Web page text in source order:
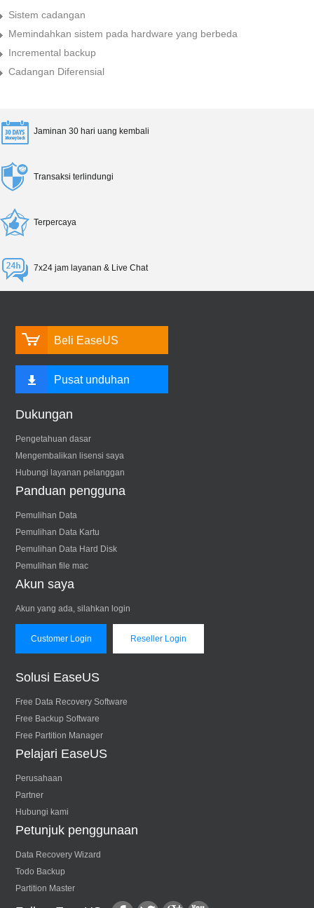
Sistem cadangan
Memindahkan sistem pada hardware yang berbeda
Incremental backup
Cadangan Diferensial
Jaminan 30 hari uang kembali
Transaksi terlindungi
Terpercaya
7x24 jam layanan & Live Chat
Beli EaseUS
Pusat unduhan
Dukungan
Pengetahuan dasar
Mengembalikan lisensi saya
Hubungi layanan pelanggan
Panduan pengguna
Pemulihan Data
Pemulihan Data Kartu
Pemulihan Data Hard Disk
Pemulihan file mac
Akun saya
Akun yang ada, silahkan login
Customer Login Reseller Login
Solusi EaseUS
Free Data Recovery Software
Free Backup Software
Free Partition Manager
Pelajari EaseUS
Perusahaan
Partner
Hubungi kami
Petunjuk penggunaan
Data Recovery Wizard
Todo Backup
Partition Master